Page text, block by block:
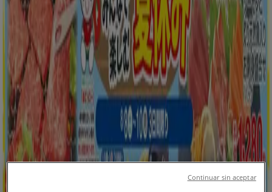
スーパーマーケット 北見市：チラシ、
クーポン、カタログ
北見市のTiendeo »
スーパーマーケットの北見市チラシ
新規
Continuar sin aceptar